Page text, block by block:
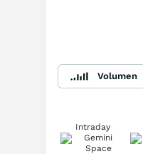
Volumen
Intraday